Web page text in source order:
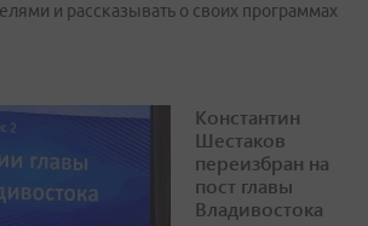
и рассказывать о своих программах
Константин
Шестаков
переизбран на
пост главы
Владивостока